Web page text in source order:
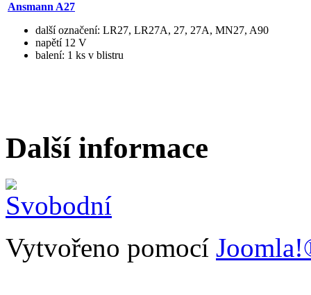
Ansmann A27
další označení: LR27, LR27A, 27, 27A, MN27, A90
napětí 12 V
balení: 1 ks v blistru
Další informace
Vytvořeno pomocí